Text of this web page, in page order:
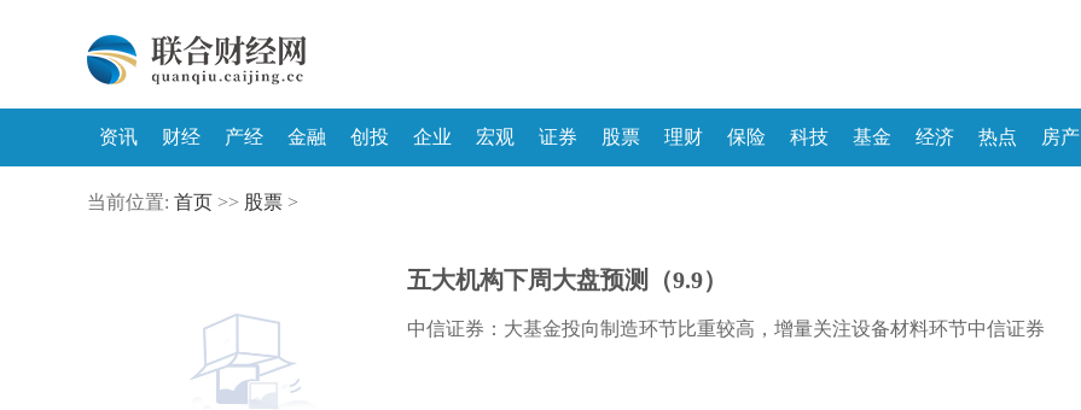
资讯 财经 产经 金融 创投 企业 宏观 证券 股票 理财 保险 科技 基金 经济 热点 房产
当前位置: 首页 >> 股票 >
五大机构下周大盘预测（9.9）
中信证券：大基金投向制造环节比重较高，增量关注设备材料环节中信证券